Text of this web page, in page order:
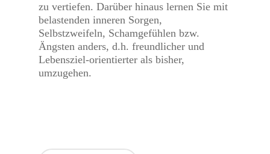
zu vertiefen. Darüber hinaus lernen Sie mit
belastenden inneren Sorgen,
Selbstzweifeln, Schamgefühlen bzw.
Ängsten anders, d.h. freundlicher und
Lebensziel-orientierter als bisher,
umzugehen.